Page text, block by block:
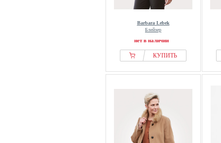
Barbara Lebek
Блейзер
нет в наличии
КУПИТЬ